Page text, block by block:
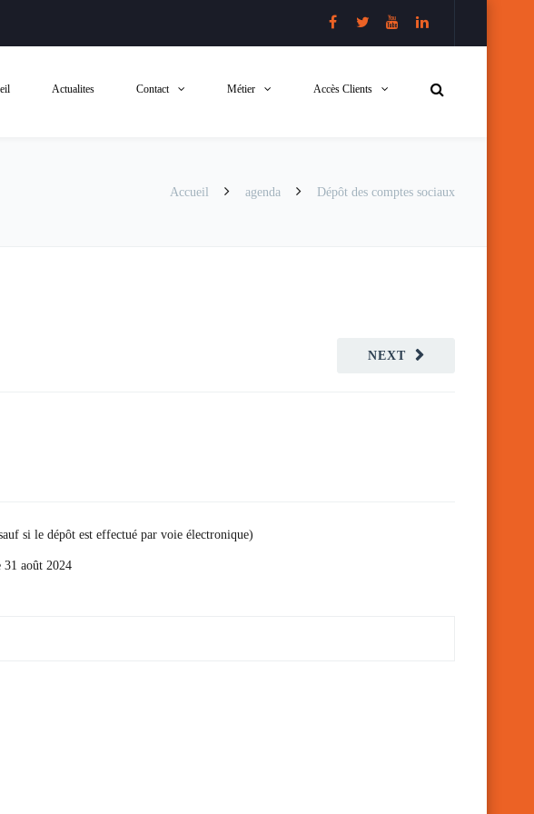
Actualites Contact Métier Accès Clients
Accueil agenda Dépôt des comptes sociaux
NEXT
si le dépôt est effectué par voie électronique)
31 août 2024